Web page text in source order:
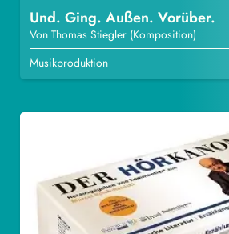
Und. Ging. Außen. Vorüber.
Von Thomas Stiegler (Komposition)
Musikproduktion